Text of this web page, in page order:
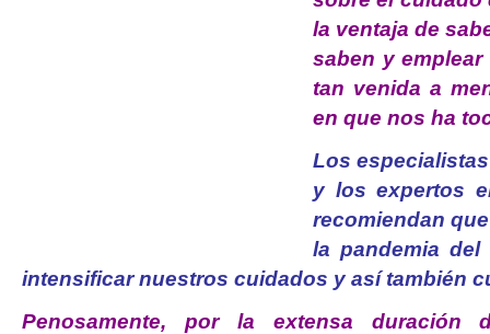
la ventaja de
saben y
tan venida a
en que nos ha
Los
y los expertos
recomiendan
la pandemia del
intensificar nuestros cuidados y así también
Penosamente, por la extensa duración